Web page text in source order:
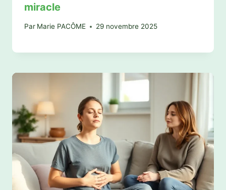
miracle
Par Marie PACÔME 29 novembre 2025